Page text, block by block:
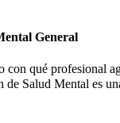
General
con qué profesional
de Salud Mental es